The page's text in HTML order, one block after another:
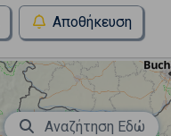
Αποθήκευση
Αναζήτηση Εδώ